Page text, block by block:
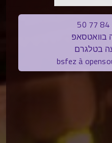
בוואטסאפ
בטלגרם
bsfez à